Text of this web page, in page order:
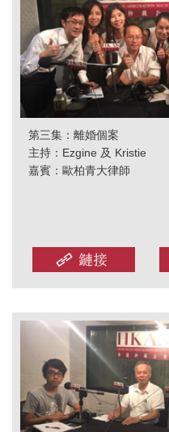
第三集：離婚個案
主持：Ezgine 及 Kristie
嘉賓：歐柏青大律師